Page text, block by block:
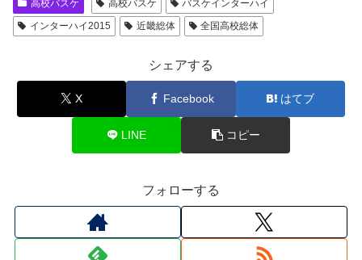
高校バスケ 高校バスケ
バスケインターハイ
インターハイ2015
近畿総体 全国高校総体
シェアする
X Facebook はてブ
LINE コピー
フォローする